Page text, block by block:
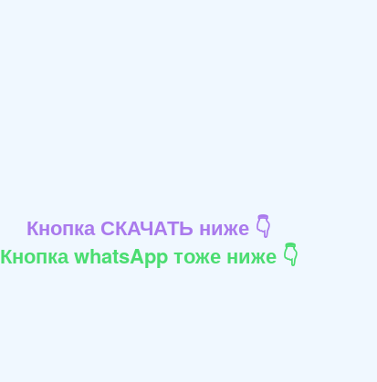
Кнопка СКАЧАТЬ ниже 👇
Кнопка whatsApp тоже ниже 👇